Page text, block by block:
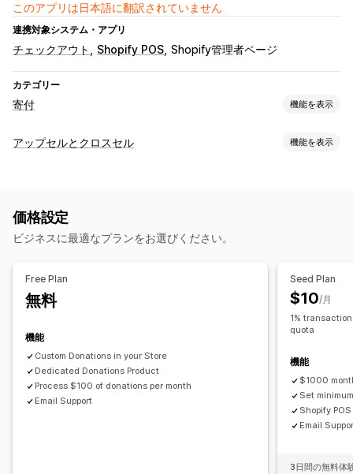
このアプリは日本語に翻訳されていません
連携対象システム・アプリ
チェックアウト Shopify POS Shopify管理者ページ
カテゴリー
寄付 機能を表示
寄付タイプ
寄付額 端数処理済み額
カスタマイズ
アップセルとクロスセル 機能を表示
複数通貨
価格設定
ビジネスに最適なプランをお選びください。
Free Plan
無料
機能
Custom Donations in your Store
Dedicated Donations Product
Process $100 of donations per month
Email Support
Seed Plan
$10/月
1%
quota
機能
$1000
Set
Shopify
Email
3日間の無料体